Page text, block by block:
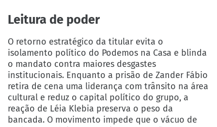
Leitura de poder
O retorno estratégico da titular evita o
isolamento político do Podemos na Casa e blinda
o mandato contra maiores desgastes
institucionais. Enquanto a prisão de Zander Fábio
retira de cena uma liderança com trânsito na área
cultural e reduz o capital político do grupo, a
reação de Léia Klebia preserva o peso da
bancada. O movimento impede que o vácuo de